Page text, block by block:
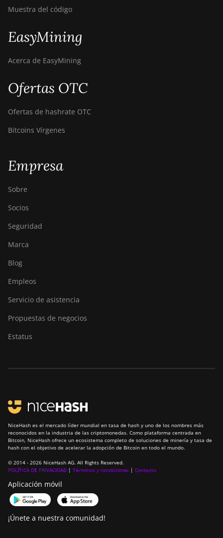
Muestra del código
EasyMining
Acerca de EasyMining
Ofertas OTC
Ofertas de hashrate OTC
Bitcoins Vírgenes
Empresa
Sobre
Socios
Seguridad
Marca
Blog
Empleos
Servicio de asistencia
Propuestas de negocios
Estatus
NiceHash es el mercado líder mundial en tasa de hash y uno de los nombres más
reconocidos en la industria de las criptomonedas. Como plataforma centrada en
Bitcoin, NiceHash ofrece un ecosistema completo de soluciones de minería y tasa de
hash con el objetivo de acelerar la adopción de Bitcoin en todo el mundo.
© 2014 - 2026 NiceHash AG. All Rights Reserved.
POLÍTICA DE PRIVACIDAD | Términos y condiciones | Contacto
Aplicación móvil
¡Únete a nuestra comunidad!